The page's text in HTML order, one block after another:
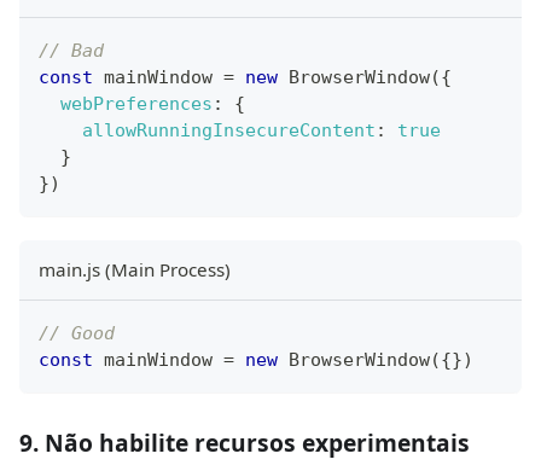
// Bad
const mainWindow = new BrowserWindow({
webPreferences :
{
allowRunningInsecureContent :
true
}
})
main.js (Main Process)
// Good
const mainWindow = new BrowserWindow({})
9. Não habilite recursos experimentais